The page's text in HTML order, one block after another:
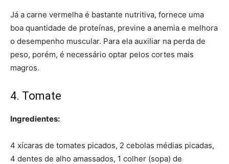
Já a carne vermelha é bastante nutritiva, fornece uma
boa quantidade de proteínas, previne a anemia e melhora
o desempenho muscular. Para ela auxiliar na perda de
peso, porém, é necessário optar pelos cortes mais
magros.
4. Tomate
Ingredientes:
4 xícaras de tomates picados, 2 cebolas médias picadas,
4 dentes de alho amassados, 1 colher (sopa) de